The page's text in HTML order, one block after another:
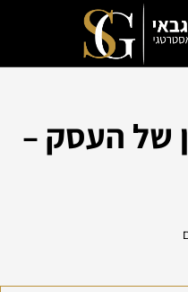
של העסק –